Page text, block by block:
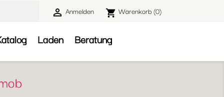
 Anmelden shopping_cart Warenkorb(0)
Laden Beratung